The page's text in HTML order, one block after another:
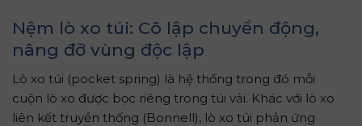
Nệm lò xo túi: Cô lập chuyển động,
nâng đỡ vùng độc lập
Lò xo túi (pocket spring) là hệ thống trong đó mỗi
cuộn lò xo được bọc riêng trong túi vải. Khác với lò xo
liên kết truyền thống (Bonnell), lò xo túi phản ứng